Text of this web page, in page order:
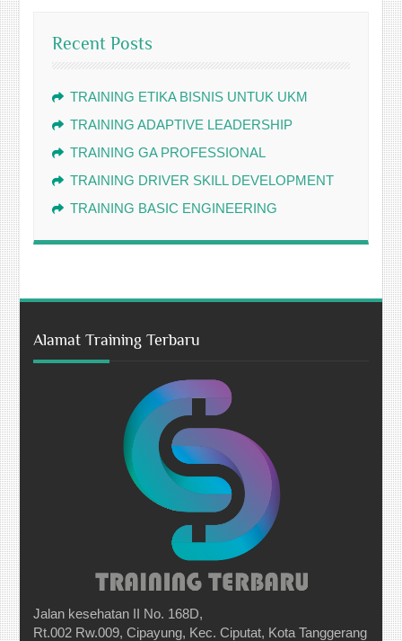
Recent Posts
TRAINING ETIKA BISNIS UNTUK UKM
TRAINING ADAPTIVE LEADERSHIP
TRAINING GA PROFESSIONAL
TRAINING DRIVER SKILL DEVELOPMENT
TRAINING BASIC ENGINEERING
Alamat Training Terbaru
Jalan kesehatan II No. 168D,
Rt.002 Rw.009, Cipayung, Kec. Ciputat, Kota Tanggerang